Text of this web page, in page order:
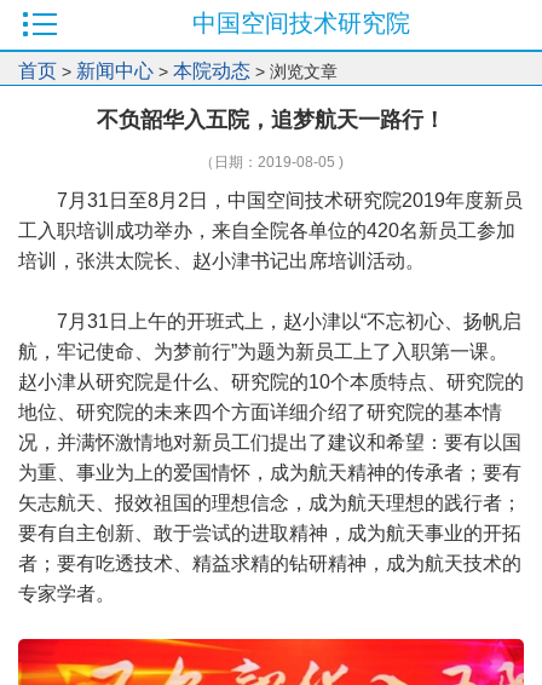
中国空间技术研究院
首页 > 新闻中心 > 本院动态 > 浏览文章
不负韶华入五院，追梦航天一路行！
（日期：2019-08-05 )
7月31日至8月2日，中国空间技术研究院2019年度新员
工入职培训成功举办，来自全院各单位的420名新员工参加
培训，张洪太院长、赵小津书记出席培训活动。
7月31日上午的开班式上，赵小津以“不忘初心、扬帆启
航，牢记使命、为梦前行”为题为新员工上了入职第一课。
赵小津从研究院是什么、研究院的10个本质特点、研究院的
地位、研究院的未来四个方面详细介绍了研究院的基本情
况，并满怀激情地对新员工们提出了建议和希望：要有以国
为重、事业为上的爱国情怀，成为航天精神的传承者；要有
矢志航天、报效祖国的理想信念，成为航天理想的践行者；
要有自主创新、敢于尝试的进取精神，成为航天事业的开拓
者；要有吃透技术、精益求精的钻研精神，成为航天技术的
专家学者。